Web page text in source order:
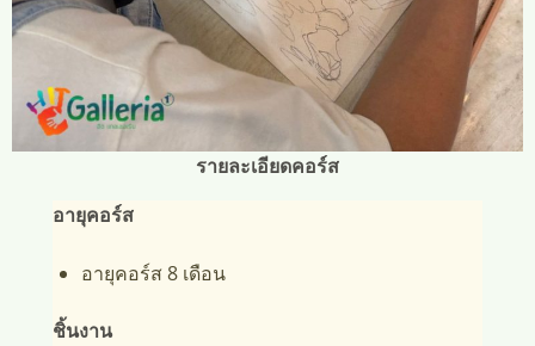
รายละเอียดคอร์ส
อายุคอร์ส
อายุคอร์ส 8 เดือน
ชิ้นงาน